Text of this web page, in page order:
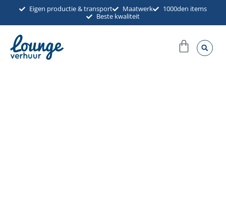
inhoud
Eigen productie & transport Maatwerk
1000den items
Beste kwaliteit